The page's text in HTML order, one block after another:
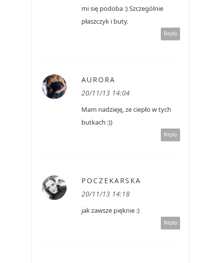
mi się podoba :) Szczególnie
płaszczyk i buty.
Reply
AURORA
20/11/13 14:04
Mam nadzieję, ze ciepło w tych
butkach :))
Reply
POCZEKARSKA
20/11/13 14:18
jak zawsze pięknie :)
Reply